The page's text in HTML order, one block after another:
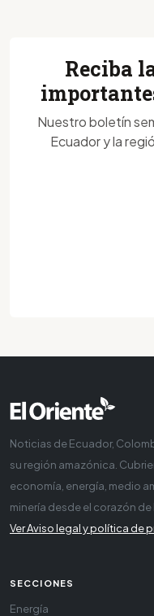
Reciba
Nuestro boletín
Ecuador y la
Noticias de Ecuador,
su región amazónica.
economía, energía, medio
minería desde el corazón de
Ver Aviso legal y política de
SECCIONES
Energía